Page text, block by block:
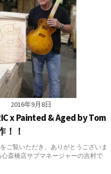
2016年9月8日
x Painted & Aged by Tom
！！
ご覧いただき、ありがとうございま
斎橋店サブマネージャーの吉村で